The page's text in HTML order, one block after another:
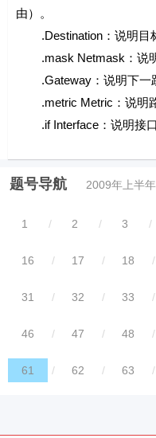
由）。
.Destination：说明目标
.mask Netmask：说明
.Gateway：说明下一跃
.metric Metric：说明路
.if Interface：说明接口
题号导航 2009年上半
1 / 2 / 3 /
16 / 17 / 18 /
31 / 32 / 33 /
46 / 47 / 48 /
61 / 62 / 63 /